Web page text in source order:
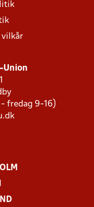
vilkår
Union
- fredag 9-16)